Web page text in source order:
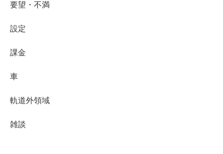
要望・不満
設定
課金
車
軌道外領域
雑談